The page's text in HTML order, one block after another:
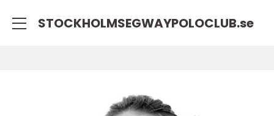
STOCKHOLMSEGWAYPOLOCLUB.se